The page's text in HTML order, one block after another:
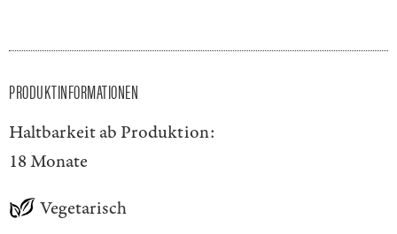
PRODUKTINFORMATIONEN
Haltbarkeit ab Produktion:
18 Monate
Vegetarisch